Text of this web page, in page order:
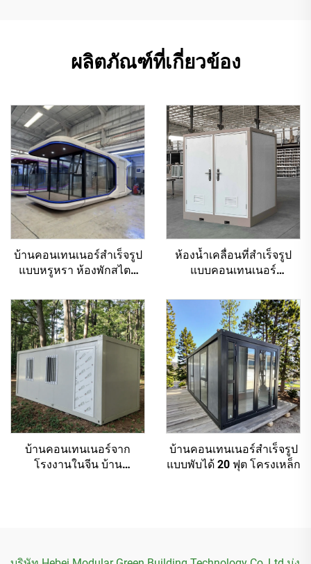
ผลิตภัณฑ์ที่เกี่ยวข้อง
บ้านคอนเทนเนอร์สำเร็จรูป
แบบหรูหรา ห้องพักสไตล์
ห้องน้ำเคลื่อนที่สำเร็จรูป
แบบคอนเทนเนอร์
บ้านคอนเทนเนอร์จาก
โรงงานในจีน บ้าน
บ้านคอนเทนเนอร์สำเร็จรูป
แบบพับได้ 20 ฟุต โครงเหล็ก